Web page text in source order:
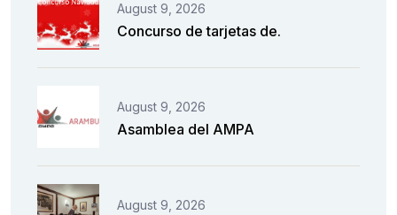
August 9, 2026
Concurso de tarjetas de.
August 9, 2026
Asamblea del AMPA
August 9, 2026